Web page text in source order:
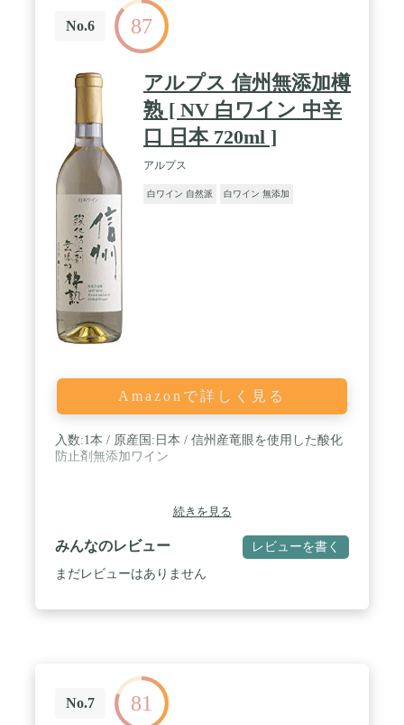
No.6 87
アルプス 信州無添加樽
熟 [ NV 白ワイン 中辛
口 日本 720ml ]
アルプス
白ワイン 自然派 白ワイン 無添加
Amazonで詳しく見る
入数:1本 / 原産国:日本 / 信州産竜眼を使用した酸化
防止剤無添加ワイン
続きを見る
みんなのレビュー レビューを書く
まだレビューはありません
No.7 81